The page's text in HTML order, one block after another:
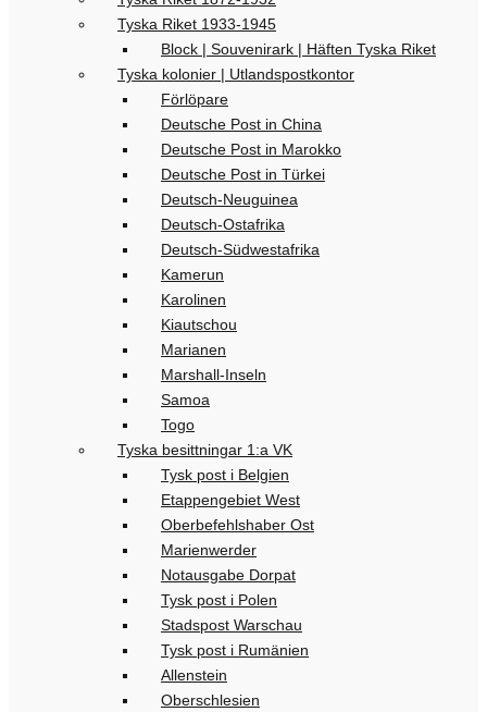
Tyska Riket 1933-1945
Block | Souvenirark | Häften Tyska Riket
Tyska kolonier | Utlandspostkontor
Förlöpare
Deutsche Post in China
Deutsche Post in Marokko
Deutsche Post in Türkei
Deutsch-Neuguinea
Deutsch-Ostafrika
Deutsch-Südwestafrika
Kamerun
Karolinen
Kiautschou
Marianen
Marshall-Inseln
Samoa
Togo
Tyska besittningar 1:a VK
Tysk post i Belgien
Etappengebiet West
Oberbefehlshaber Ost
Marienwerder
Notausgabe Dorpat
Tysk post i Polen
Stadspost Warschau
Tysk post i Rumänien
Allenstein
Oberschlesien